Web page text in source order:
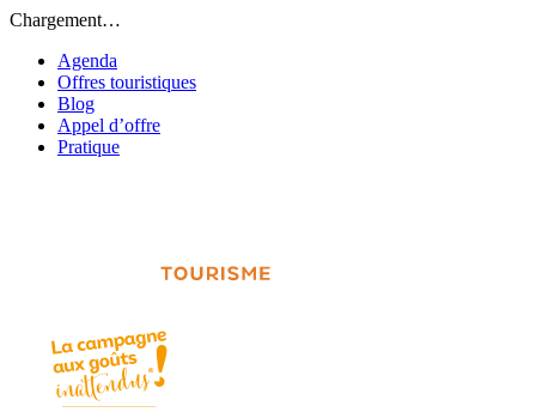
Chargement…
Agenda
Offres touristiques
Blog
Appel d’offre
Pratique